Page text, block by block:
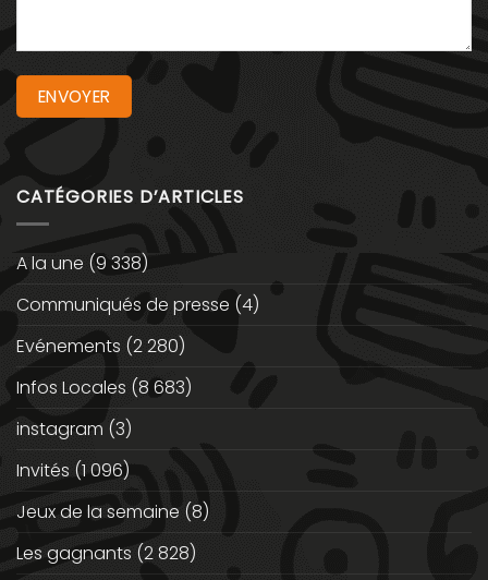
CATÉGORIES D’ARTICLES
A la une (9 338)
Communiqués de presse (4)
Evénements (2 280)
Infos Locales (8 683)
instagram (3)
Invités (1 096)
Jeux de la semaine (8)
Les gagnants (2 828)